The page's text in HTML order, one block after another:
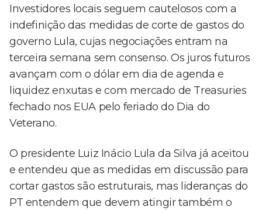
Investidores locais seguem cautelosos com a
indefinição das medidas de corte de gastos do
governo Lula, cujas negociações entram na
terceira semana sem consenso. Os juros futuros
avançam com o dólar em dia de agenda e
liquidez enxutas e com mercado de Treasuries
fechado nos EUA pelo feriado do Dia do
Veterano.
O presidente Luiz Inácio Lula da Silva já aceitou
e entendeu que as medidas em discussão para
cortar gastos são estruturais, mas lideranças do
PT entendem que devem atingir também o